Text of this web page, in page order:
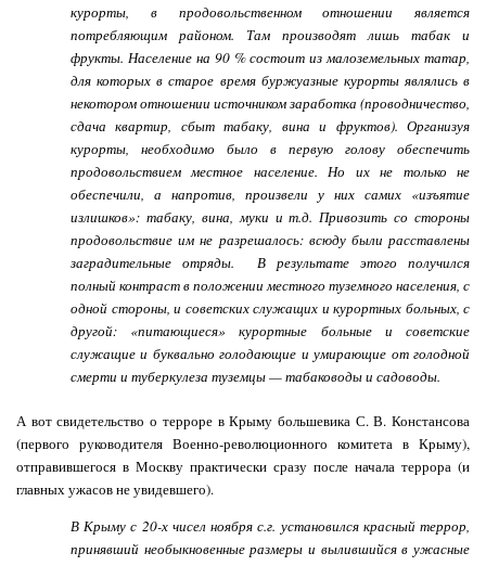
курорты, в продовольственном отношении явля­ется
потребляющим районом. Там производят лишь табак и
фрукты. Насе­ление на 90 % состоит из малоземельных татар,
для которых в старое время буржуазные курорты являлись в
некотором отношении источником за­работка (проводничество,
сдача квартир, сбыт табаку, вина и фруктов). Ор­ганизуя
курорты, необходимо было в первую голову обеспечить
продоволь­ствием местное население. Но их не только не
обеспечили, а напротив, про­извели у них самих «изъятие
излишков»: табаку, вина, муки и т.д. Приво­зить со стороны
продовольствие им не разрешалось: всюду были расставле­ны
заградительные отряды. В результате этого получился
полный кон­траст в положении местного туземного населения, с
одной стороны, и со­ветских служащих и курортных больных, с
другой: «питающиеся» курорт­ные больные и советские
служащие и буквально голодающие и умирающие от голодной
смерти и туберкулеза туземцы — табаководы и садоводы.
А вот свидетельство о терроре в Крыму большевика С. В. Констансова
(первого руководителя Военно-революционного комитета в Крыму),
отправившегося в Москву практически сразу после начала террора (и
главных ужасов не увидевшего).
В Крыму с 20-х чисел ноября с.г. установился красный террор,
принявший необыкновенные размеры и вылившийся в ужасные